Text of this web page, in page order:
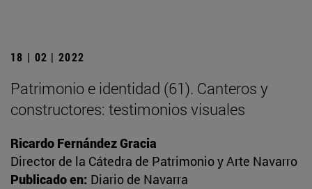
18 | 02 | 2022
Patrimonio e identidad (61). Canteros y
constructores: testimonios visuales
Ricardo Fernández Gracia
Director de la Cátedra de Patrimonio y Arte Navarro
Publicado en: Diario de Navarra